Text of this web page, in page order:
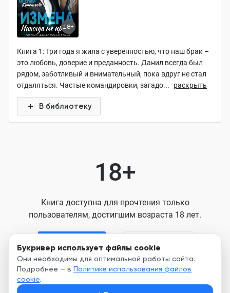
Букривер использует файлы cookie
Они необходимы для оптимальной работы сайта.
Подробнее — в Политике использования файлов
cookie.
18+
Книга 1: Три года я жила с уверенностью, что наш брак –
это любовь, доверие и преданность. Данил всегда был
рядом, заботливый и внимательный, пока вдруг не стал
отдаляться. Частые командировки, загадо...
раскрыть
В библиотеку
18+
Книга доступна для прочтения только
пользователям, достигшим возраста 18 лет.
Нажимая кнопку, я принимаю условия
Пользовательского соглашения